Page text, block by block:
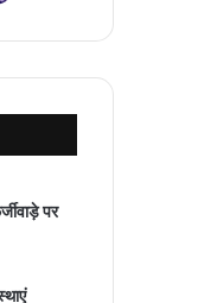
पर